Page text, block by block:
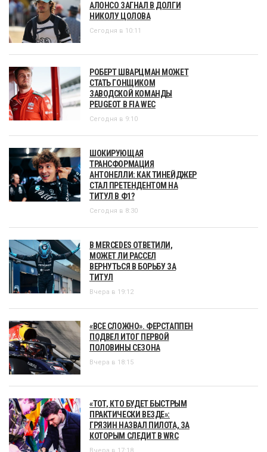
АЛОНСО ЗАГНАЛ В ДОЛГИ
НИКОЛУ ЦОЛОВА
Сегодня в 10:11
РОБЕРТ ШВАРЦМАН МОЖЕТ
СТАТЬ ГОНЩИКОМ
ЗАВОДСКОЙ КОМАНДЫ
PEUGEOT В FIA WEC
Сегодня в 9:10
ШОКИРУЮЩАЯ
ТРАНСФОРМАЦИЯ
АНТОНЕЛЛИ: КАК ТИНЕЙДЖЕР
СТАЛ ПРЕТЕНДЕНТОМ НА
ТИТУЛ В Ф1?
Сегодня в 8:30
В MERCEDES ОТВЕТИЛИ,
МОЖЕТ ЛИ РАССЕЛ
ВЕРНУТЬСЯ В БОРЬБУ ЗА
ТИТУЛ
Вчера в 19:12
«ВСЕ СЛОЖНО». ФЕРСТАППЕН
ПОДВЕЛ ИТОГ ПЕРВОЙ
ПОЛОВИНЫ СЕЗОНА
Вчера в 18:15
«ТОТ, КТО БУДЕТ БЫСТРЫМ
ПРАКТИЧЕСКИ ВЕЗДЕ»:
ГРЯЗИН НАЗВАЛ ПИЛОТА, ЗА
КОТОРЫМ СЛЕДИТ В WRC